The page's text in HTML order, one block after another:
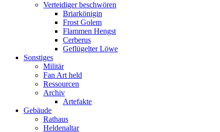
Verteidiger beschwören
Briarkönigin
Frost Golem
Flammen Hengst
Cerberus
Geflügelter Löwe
Sonstiges
Militär
Fan Art held
Ressourcen
Archiv
Artefakte
Gebäude
Rathaus
Heldenaltar